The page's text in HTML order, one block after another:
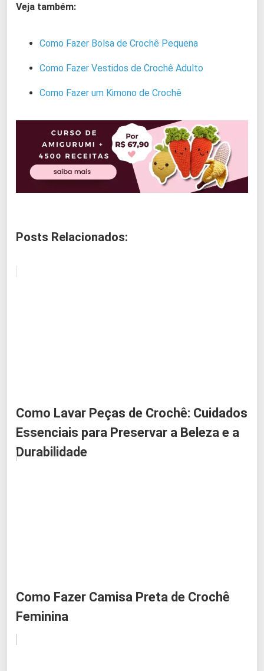
Veja também:
Como Fazer Bolsa de Crochê Pequena
Como Fazer Vestidos de Crochê Adulto
Como Fazer um Kimono de Crochê
Posts Relacionados:
Como Lavar Peças de Crochê: Cuidados
Essenciais para Preservar a Beleza e a
Durabilidade
Como Fazer Camisa Preta de Crochê
Feminina